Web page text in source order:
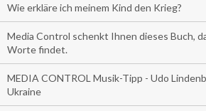
Wie erkläre ich meinem Kind den Krieg?
Media Control schenkt Ihnen dieses Buch,
Worte findet.
MEDIA CONTROL Musik-Tipp - Udo
Ukraine